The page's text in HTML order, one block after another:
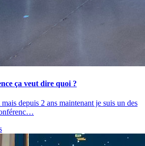
ça veut dire quoi ?
depuis 2 ans maintenant je suis un des